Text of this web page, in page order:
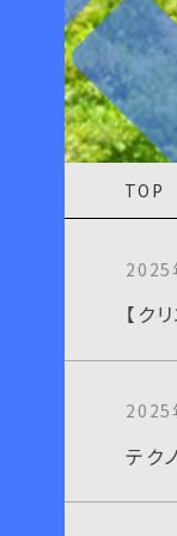
TOP
2025
【ク
2025
テク